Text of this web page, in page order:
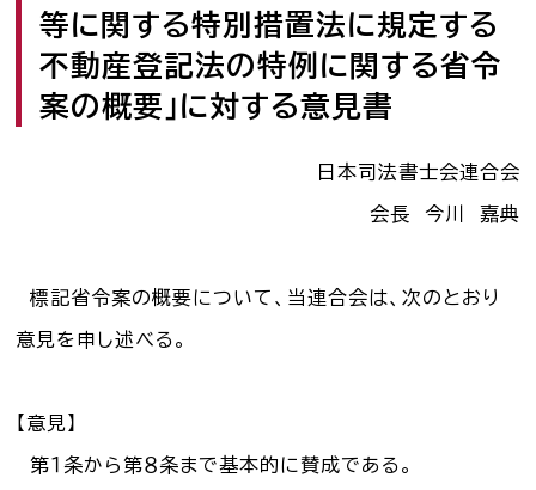
司法書士を目指す人へ
学生の皆さんへ
等に関する特別措置法に規定する
不動産登記法の特例に関する省令
案の概要」に対する意見書
日本司法書士会連合会
会長 今川 嘉典
標記省令案の概要について、当連合会は、次のとおり
意見を申し述べる。
【意見】
第１条から第８条まで基本的に賛成である。